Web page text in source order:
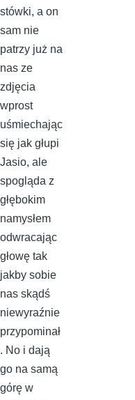
stówki, a on
sam nie
patrzy już na
nas ze
zdjęcia
wprost
uśmiechając
się jak głupi
Jasio, ale
spogląda z
głębokim
namysłem
odwracając
głowę tak
jakby sobie
nas skądś
niewyraźnie
przypominał
. No i dają
go na samą
górę w